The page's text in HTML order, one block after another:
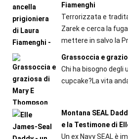
Fiamenghi
Terrorizzata e
Zarek e cerca la
mettere in salvo la
Grassoccia e
Chi ha bisogno degli
cupcake?La vita
Montana SEAL
e la Testimone di
Un ex Navy SEAL è